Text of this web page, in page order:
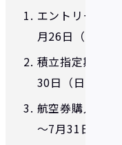
エントリー期間
月26日（金）
積立指定期間：
30日（日）（5
航空券購入報告
～7月31日（水